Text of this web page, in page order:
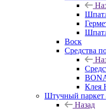
Воск
Средства
Клея
Штучный паркет
Назад